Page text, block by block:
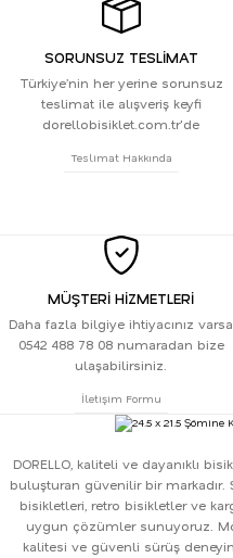
SORUNSUZ TESLİMAT
Türkiye’nin her yerine sorunsuz
teslimat ile alışveriş keyfi
dorellobisiklet.com.tr'de
Teslimat Hakkında
MÜŞTERİ HİZMETLERİ
Daha fazla bilgiye ihtiyacınız varsa
0542 488 78 08 numaradan bize
ulaşabilirsiniz.
İletişim Formu
DORELLO, kaliteli ve dayanıklı
buluşturan güvenilir bir markadır.
bisikletleri, retro bisikletler ve
uygun çözümler sunuyoruz.
kalitesi ve güvenli sürüş